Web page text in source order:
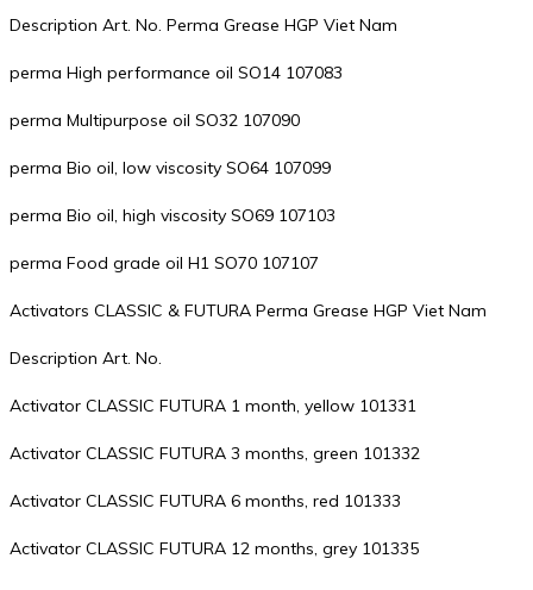
Description Art. No. Perma Grease HGP Viet Nam
perma High performance oil SO14 107083
perma Multipurpose oil SO32 107090
perma Bio oil, low viscosity SO64 107099
perma Bio oil, high viscosity SO69 107103
perma Food grade oil H1 SO70 107107
Activators CLASSIC & FUTURA Perma Grease HGP Viet Nam
Description Art. No.
Activator CLASSIC FUTURA 1 month, yellow 101331
Activator CLASSIC FUTURA 3 months, green 101332
Activator CLASSIC FUTURA 6 months, red 101333
Activator CLASSIC FUTURA 12 months, grey 101335